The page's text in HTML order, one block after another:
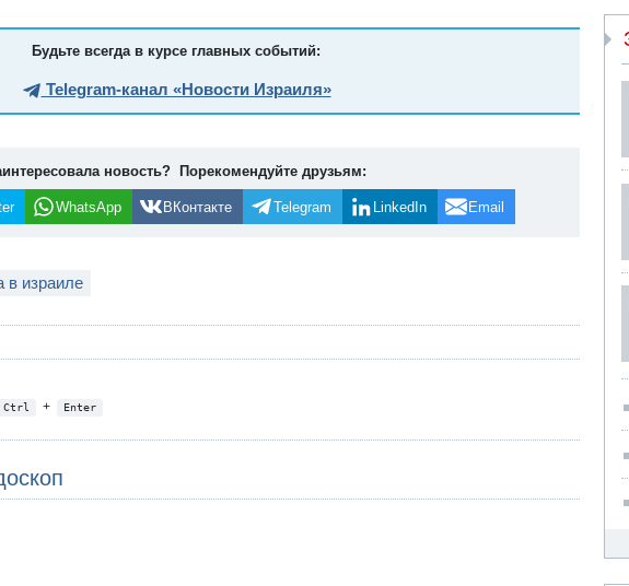
Будьте всегда в курсе главных событий:
Telegram-канал «Новости Израиля»
новость? Порекомендуйте друзьям:
WhatsApp ВКонтакте Telegram LinkedIn Email
в израиле
Ctrl + Enter